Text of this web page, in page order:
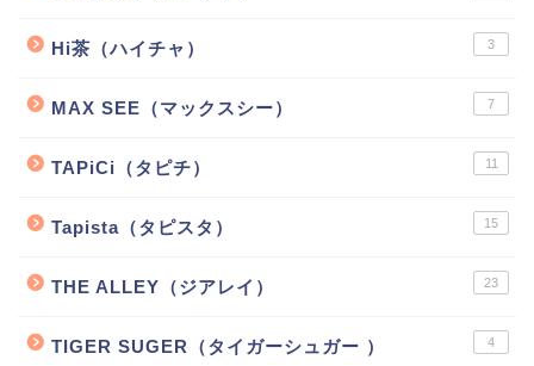
Hi茶（ハイチャ） 3
MAX SEE（マックスシー） 7
TAPiCi（タピチ） 11
Tapista（タピスタ） 15
THE ALLEY（ジアレイ） 23
TIGER SUGER（タイガーシュガー ） 4